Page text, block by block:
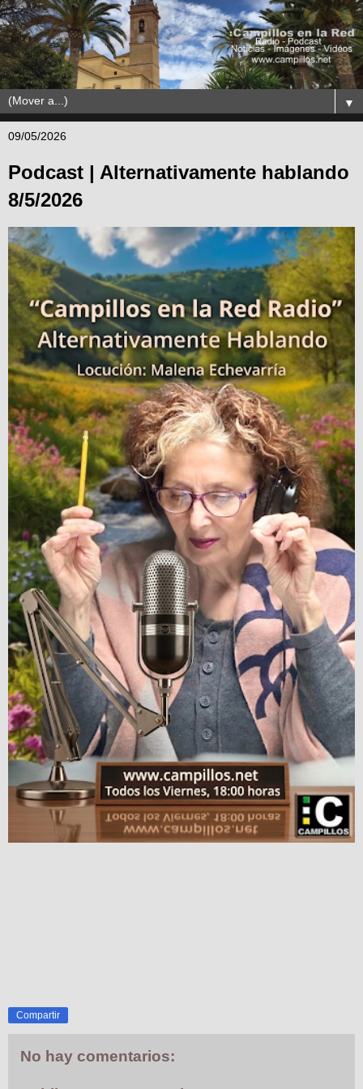
▼
09/05/2026
Podcast | Alternativamente hablando
8/5/2026
Compartir
No hay comentarios: